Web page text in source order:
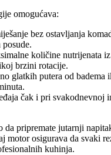
omogućava:
bez ostavljanja
količine nutrijenata
brzini rotacije.
glatkih putera od badema
čak i pri svakodnevnoj
da pripremate jutarnji
motor osigurava da svaki
kuhinja.